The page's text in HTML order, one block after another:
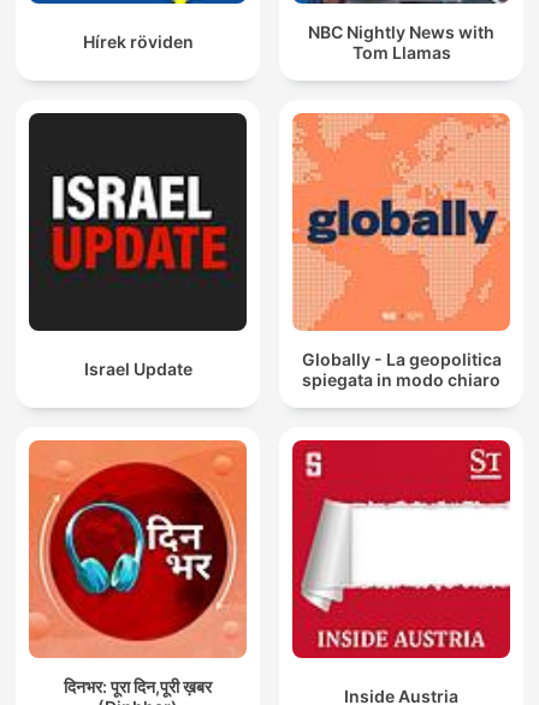
Hírek röviden
NBC Nightly News with
Tom Llamas
Israel Update
Globally - La geopolitica
spiegata in modo chiaro
दिनभर: पूरा दिन,पूरी ख़बर
Inside Austria